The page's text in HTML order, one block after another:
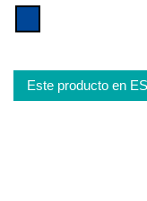
Este producto en